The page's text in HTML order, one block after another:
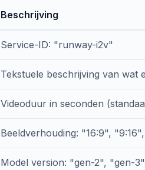
Beschrijving
Service-ID: "runway-i2v"
Tekstuele beschrijving van wat
Videoduur in seconden
Beeldverhouding: "16:9",
Model version: "gen-2", "gen-